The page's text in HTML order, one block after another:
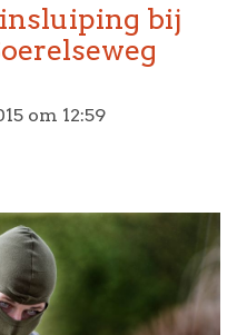
bij
om 12:59